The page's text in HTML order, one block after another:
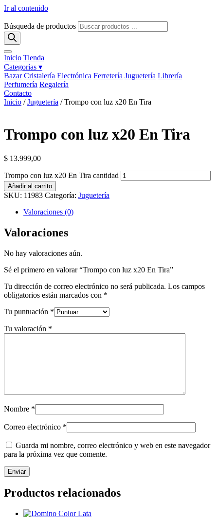
Ir al contenido
Búsqueda de productos
Inicio Tienda
Categorías ▾
Bazar Cristalería Electrónica Ferretería Juguetería Librería
Perfumería Regalería
Contacto
Inicio /Juguetería / Trompo con luz x20 En Tira
Trompo con luz x20 En Tira
$ 13.999,00
Trompo con luz x20 En Tira cantidad
Añadir al carrito
SKU: 11983 Categoría: Juguetería
Valoraciones (0)
Valoraciones
No hay valoraciones aún.
Sé el primero en valorar “Trompo con luz x20 En Tira”
Tu dirección de correo electrónico no será publicada. Los campos
obligatorios están marcados con *
Tu puntuación *
Tu valoración *
Nombre *
Correo electrónico *
Guarda mi nombre, correo electrónico y web en este navegador
para la próxima vez que comente.
Productos relacionados